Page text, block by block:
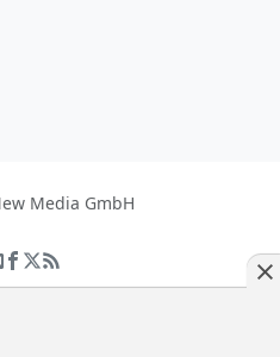
Media GmbH